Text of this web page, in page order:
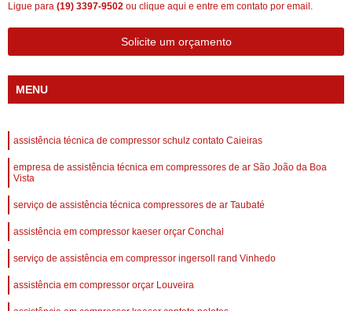
Ligue para (19) 3397-9502 ou clique aqui e entre em contato por email.
Solicite um orçamento
MENU
assistência técnica de compressor schulz contato Caieiras
empresa de assistência técnica em compressores de ar São João da Boa
Vista
serviço de assistência técnica compressores de ar Taubaté
assistência em compressor kaeser orçar Conchal
serviço de assistência em compressor ingersoll rand Vinhedo
assistência em compressor orçar Louveira